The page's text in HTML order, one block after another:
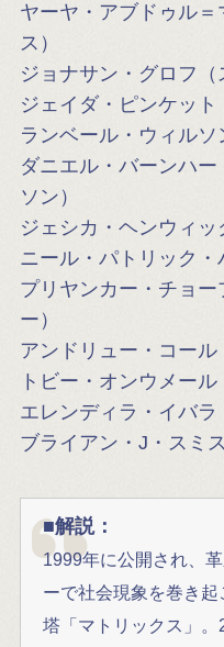
ヤーヤ・アブドゥル
ス）
ジョナサン・グロフ（
ジェイダ・ピンケット
ランベール・ウィルソ
ダニエル・バーンハ
ソン）
ジェシカ・ヘンウィッ
ニール・パトリック・
プリヤンカー・チョ
ー）
アンドリュー・コール
トビー・オンウメール
エレンディラ・イバラ
ブライアン・J・スミ
■解説：
1999年に公開され、
ーで社会現象を巻き
塔「マトリックス」